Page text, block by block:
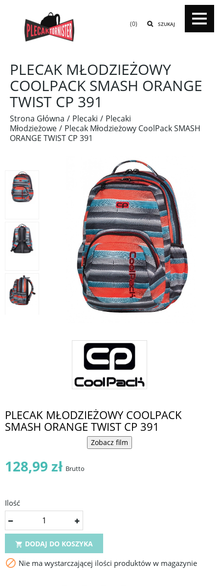
SZUKAJ
(0)
PLECAK MŁODZIEŻOWY
COOLPACK SMASH ORANGE
TWIST CP 391
Strona Główna Plecaki
Plecaki
Młodzieżowe
Plecak Młodzieżowy CoolPack SMASH
ORANGE TWIST CP 391
PLECAK MŁODZIEŻOWY COOLPACK
SMASH ORANGE TWIST CP 391
Zobacz film
128,99 zł Brutto
Ilość
 DODAJ DO KOSZYKA
 Nie ma wystarczającej ilości produktów w magazynie